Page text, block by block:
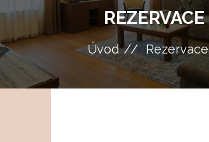
REZERVACE
Úvod Rezervace